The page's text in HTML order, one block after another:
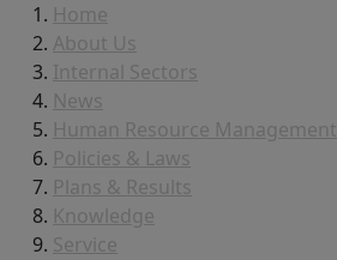
Home
About Us
Internal Sectors
News
Human Resource Management
Policies & Laws
Plans & Results
Knowledge
Service